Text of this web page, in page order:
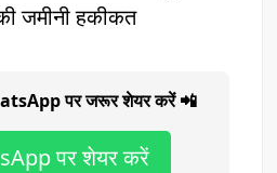
जमीनी हकीकत
पर जरूर शेयर करें 📲
पर शेयर करें